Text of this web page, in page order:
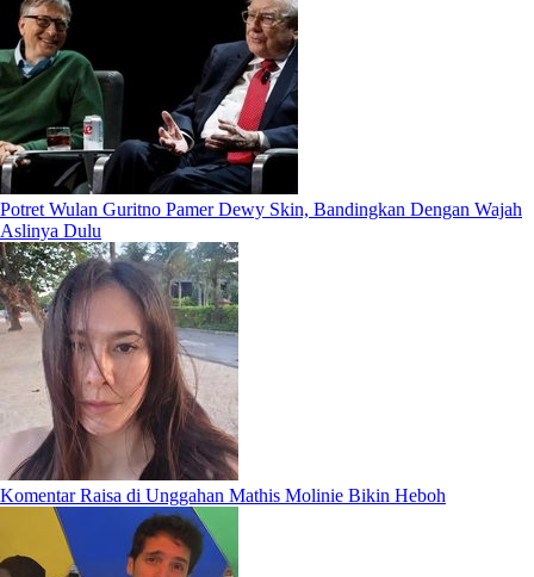
Potret Wulan Guritno Pamer Dewy Skin, Bandingkan Dengan Wajah
Aslinya Dulu
Komentar Raisa di Unggahan Mathis Molinie Bikin Heboh